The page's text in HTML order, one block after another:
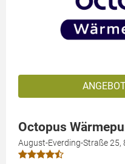
Octopus
August-Everding-Straße 25,